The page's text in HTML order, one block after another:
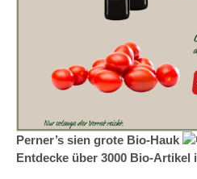
Perner’s sien grote Bio-Hauk
Entdecke über 3000 Bio-Artikel